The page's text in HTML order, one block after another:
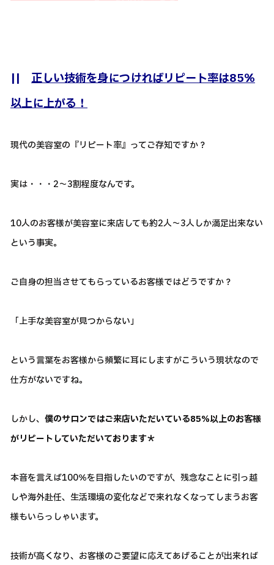
|| 正しい技術を身につければリピート率は85％
以上に上がる！
現代の美容室の『リピート率』ってご存知ですか？
実は・・・2～3割程度なんです。
10人のお客様が美容室に来店しても約2人～3人しか満足出来ない
という事実。
ご自身の担当させてもらっているお客様ではどうですか？
「上手な美容室が見つからない」
という言葉をお客様から頻繁に耳にしますがこういう現状なので
仕方がないですね。
しかし、 僕のサロンではご来店いただいている85％以上のお客様
がリピートしていただいております＊
本音を言えば100％を目指したいのですが、残念なことに引っ越
しや海外赴任、生活環境の変化などで来れなくなってしまうお客
様もいらっしゃいます。
技術が高くなり、お客様のご要望に応えてあげることが出来れば